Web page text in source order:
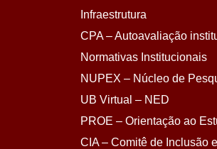
Infraestrutura
CPA – Autoavaliação
Normativas Institucionais
NUPEX – Núcleo de
UB Virtual – NED
PROE – Orientação ao
CIA – Comitê de Inclusão